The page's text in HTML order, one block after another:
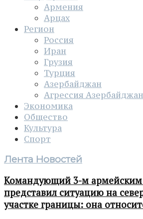
Армения
Арцах
Регион
Россия
Иран
Грузия
Турция
Азербайджан
Агрессия
Экономика
Общество
Культура
Спорт
Лента Новостей
Командующий 3-м армейским
представил ситуацию на
участке границы: она